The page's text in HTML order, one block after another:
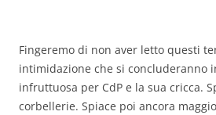
Fingeremo di non aver letto questi
intimidazione che si concluderanno
infruttuosa per CdP e la sua cricca.
corbellerie. Spiace poi ancora